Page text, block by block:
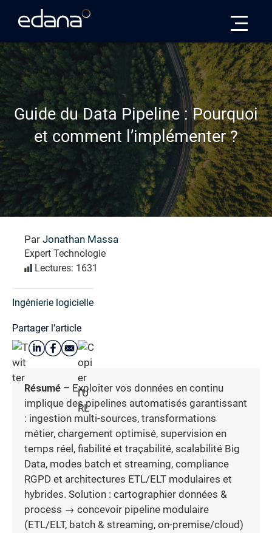
Guide du Data Pipeline : Pourquoi
et comment l’implémenter ?
Par Jonathan Massa
Expert Technologie
Lectures: 1631
Ingénierie logicielle
Partager l’article
Résumé – Exploiter vos données en continu
implique des pipelines automatisés garantissant
: ingestion multi-sources, transformations
métier, chargement optimisé, supervision en
temps réel, fiabilité et traçabilité, scalabilité Big
Data, modes batch et streaming, compliance
RGPD et architectures ETL/ELT modulaires et
hybrides. Solution : cartographier données &
process → concevoir pipeline modulaire
(ETL/ELT, batch & streaming, on-premise/cloud)